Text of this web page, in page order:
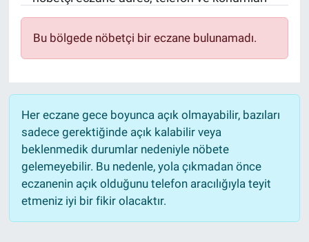
Bu bölgede nöbetçi bir eczane bulunamadı.
Her eczane gece boyunca açık olmayabilir, bazıları
sadece gerektiğinde açık kalabilir veya
beklenmedik durumlar nedeniyle nöbete
gelemeyebilir. Bu nedenle, yola çıkmadan önce
eczanenin açık olduğunu telefon aracılığıyla teyit
etmeniz iyi bir fikir olacaktır.
Spor
Teknoloji
Tv Medya